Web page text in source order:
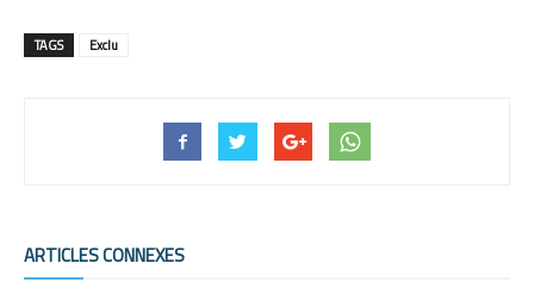
TAGS Exclu
ARTICLES CONNEXES